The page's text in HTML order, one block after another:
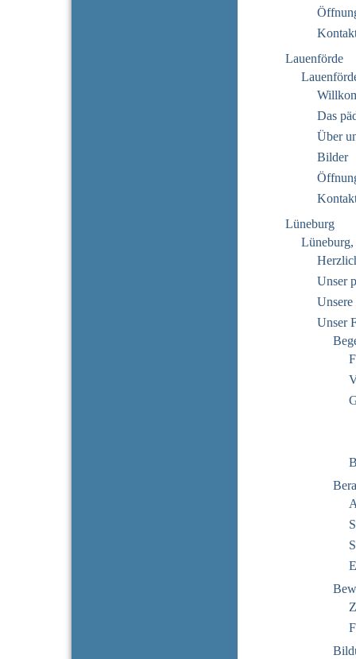
Lauenförde
Das
Über
Bilder
Lüneburg
Unser
Unser